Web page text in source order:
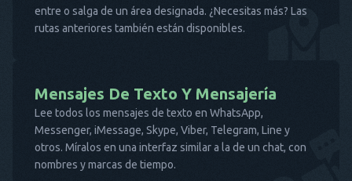
entre o salga de un área designada. ¿Necesitas más? Las
rutas anteriores también están disponibles.
Mensajes De Texto Y Mensajería
Lee todos los mensajes de texto en WhatsApp,
Messenger, iMessage, Skype, Viber, Telegram, Line y
otros. Míralos en una interfaz similar a la de un chat, con
nombres y marcas de tiempo.